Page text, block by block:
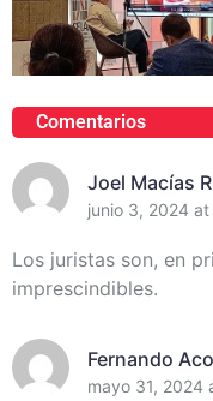
Comentarios
Joel Macías Rivas @ Conversando
Randich,
junio 3, 2024 at
Los juristas son, en
imprescindibles.
Fernando Acosta
Incrementar
mayo 31, 2024